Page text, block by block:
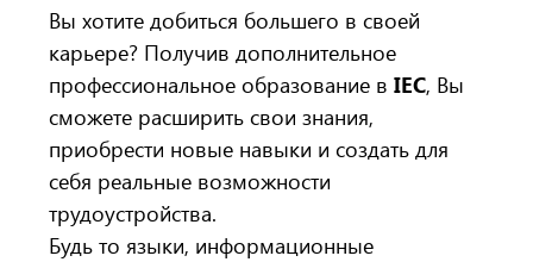
Вы хотите добиться большего в своей
карьере? Получив дополнительное
профессиональное образование вIEC, Вы
сможете расширить свои знания,
приобрести новые навыки и создать для
себя реальные возможности
трудоустройства.
Будь то языки, информационные